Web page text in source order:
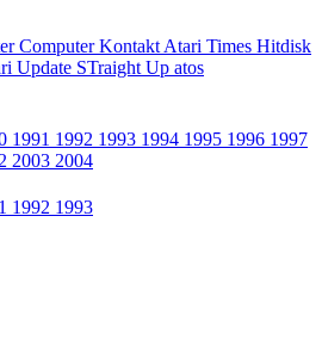
Computer Kontakt Atari Times Hitdisk
Update STraight Up atos
1991 1992 1993 1994 1995 1996 1997
2003 2004
1992 1993